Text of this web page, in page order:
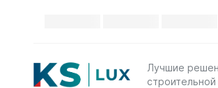
Лучшие